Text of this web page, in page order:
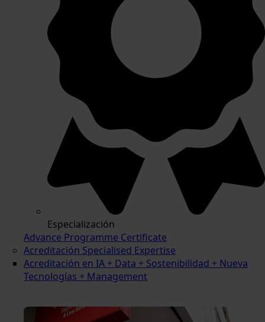
Especialización
Advance Programme Certificate
Acreditación Specialised Expertise
Acreditación en IA + Data + Sostenibilidad + Nueva
Tecnologías + Management